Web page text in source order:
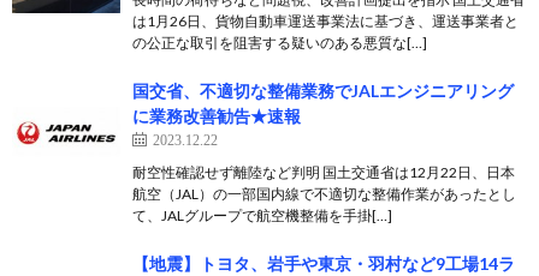
は1月26日、貨物自動車運送事業法に基づき、運送事業者と
の公正な取引を阻害する疑いのある悪質な[…]
国交省、不適切な整備業務でJALエンジニアリング
に業務改善勧告★速報
2023.12.22
耐空性確認せず離陸など判明 国土交通省は12月22日、日本
航空（JAL）の一部国内線で不適切な整備作業があったとし
て、JALグループで航空機整備を手掛[…]
【地震】トヨタ、岩手や東京・羽村など9工場14ラ